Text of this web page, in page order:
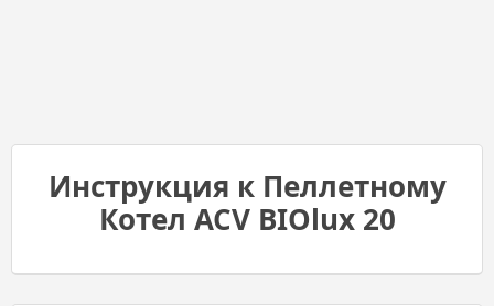
Инструкция к Пеллетному
Котел ACV BIOlux 20